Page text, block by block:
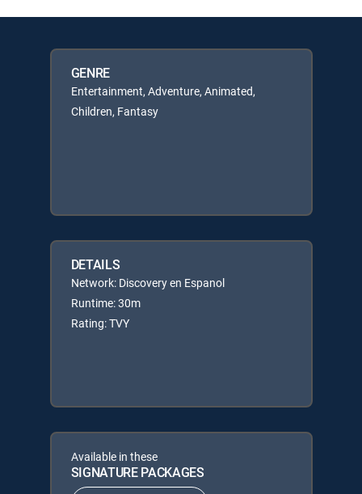
GENRE
Entertainment, Adventure, Animated,
Children, Fantasy
DETAILS
Network: Discovery en Espanol
Runtime: 30m
Rating: TVY
Available in these
SIGNATURE PACKAGES